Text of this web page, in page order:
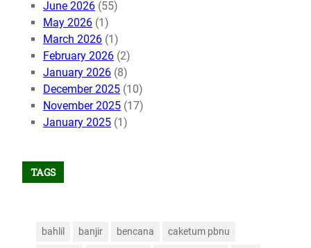
June 2026 (55)
May 2026 (1)
March 2026 (1)
February 2026 (2)
January 2026 (8)
December 2025 (10)
November 2025 (17)
January 2025 (1)
TAGS
bahlil banjir bencana caketum pbnu